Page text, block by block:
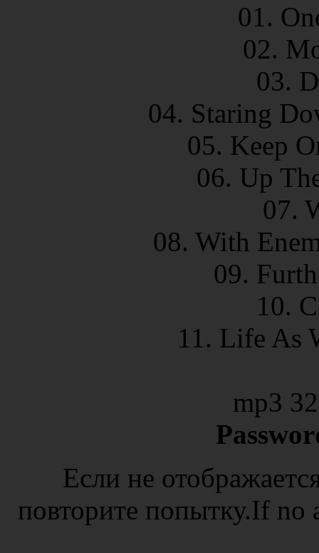
01.
02.
03.
04. Staring
05. Keep
06. Up
07.
08. With
09.
10.
11. Life As
mp3
Если не
повторите попытку.If